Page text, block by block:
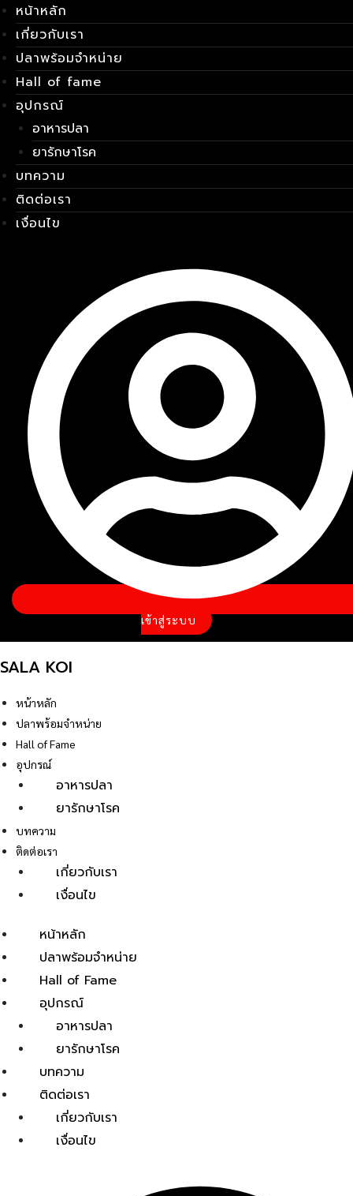
Skip
to
content
หน้าหลัก
เกี่ยวกับเรา
ปลาพร้อมจำหน่าย
Hall of fame
อุปกรณ์
อาหารปลา
ยารักษาโรค
บทความ
ติดต่อเรา
เงื่อนไข
เข้าสู่ระบบ
SALA KOI
หน้าหลัก
ปลาพร้อมจำหน่าย
Hall of Fame
อุปกรณ์
อาหารปลา
ยารักษาโรค
บทความ
ติดต่อเรา
เกี่ยวกับเรา
เงื่อนไข
หน้าหลัก
ปลาพร้อมจำหน่าย
Hall of Fame
อุปกรณ์
อาหารปลา
ยารักษาโรค
บทความ
ติดต่อเรา
เกี่ยวกับเรา
เงื่อนไข
เมนู